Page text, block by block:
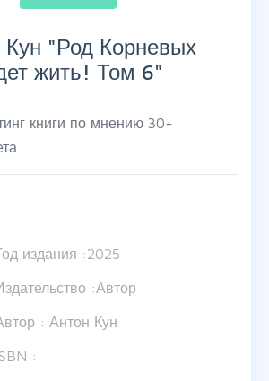
Кун "Род Корневых
жить! Том 6"
книги по мнению 30+
издания :2025
:Автор
: Антон Кун
: